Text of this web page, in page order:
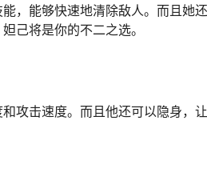
，能够快速地清除敌人。而且她
己将是你的不二之选。
攻击速度。而且他还可以隐身，